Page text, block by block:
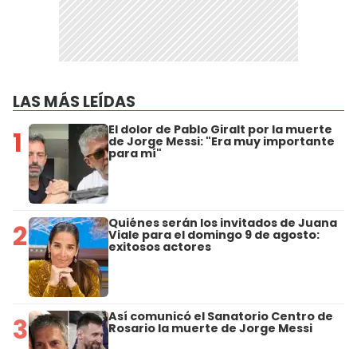
LAS MÁS LEÍDAS
1 El dolor de Pablo Giralt por la muerte
de Jorge Messi: "Era muy importante
para mí"
2 Quiénes serán los invitados de Juana
Viale para el domingo 9 de agosto:
exitosos actores
3 Así comunicó el Sanatorio Centro de
Rosario la muerte de Jorge Messi